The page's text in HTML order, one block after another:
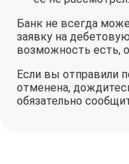
Банк не всегда
заявку на
возможность есть,
Если вы отправили
отменена,
обязательно